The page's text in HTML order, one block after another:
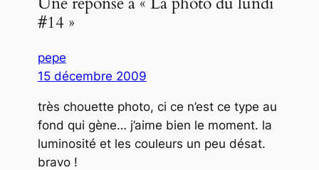
#14 »
pepe
15 décembre 2009
très chouette photo, ci ce n’est ce type au
fond qui gène… j’aime bien le moment. la
luminosité et les couleurs un peu désat.
bravo !